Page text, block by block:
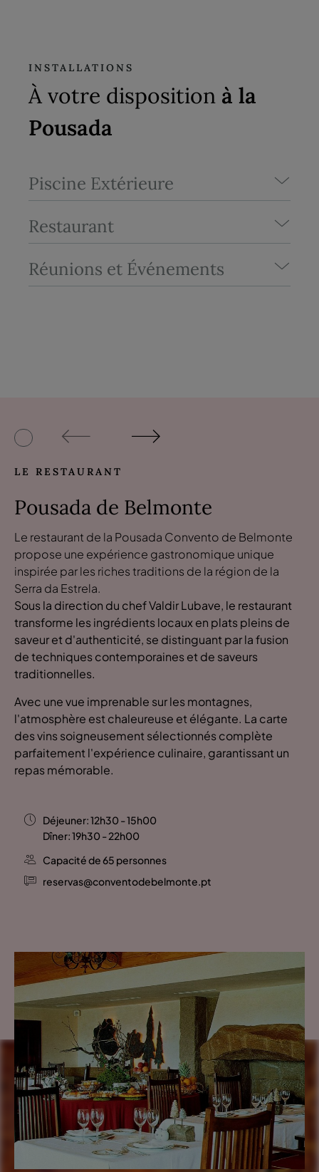
INSTALLATIONS
À votre disposition à la
Pousada
Piscine Extérieure
Restaurant
Réunions et Événements
LE RESTAURANT
Pousada de Belmonte
Le restaurant de la Pousada Convento de Belmonte
propose une expérience gastronomique unique
inspirée par les riches traditions de la région de la
Serra da Estrela.
Sous la direction du chef Valdir Lubave, le restaurant
transforme les ingrédients locaux en plats pleins de
saveur et d'authenticité, se distinguant par la fusion
de techniques contemporaines et de saveurs
traditionnelles.
Avec une vue imprenable sur les montagnes,
l'atmosphère est chaleureuse et élégante. La carte
des vins soigneusement sélectionnés complète
parfaitement l'expérience culinaire, garantissant un
repas mémorable.
Déjeuner: 12h30 - 15h00
Dîner: 19h30 - 22h00
Capacité de 65 personnes
reservas@conventodebelmonte.pt